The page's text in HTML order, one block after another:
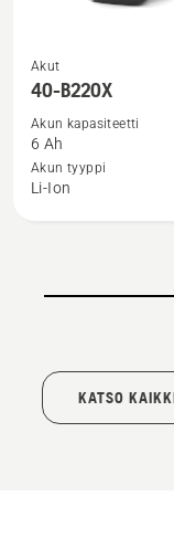
Katso
lisätietoja
40-
B220X
Akut
40-B220X
Akun kapasiteetti
6 Ah
Akun tyyppi
Li-Ion
KATSO